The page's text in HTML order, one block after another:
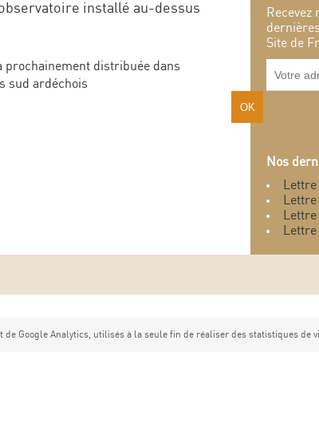
Google Analytics, utilisés à la seule fin de réaliser des statistiques de
installé au-dessus
prochainement distribuée dans
sud ardéchois
Site de
Nos